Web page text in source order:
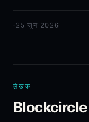
· 25 जून 2026
लेखक
Blockcircle